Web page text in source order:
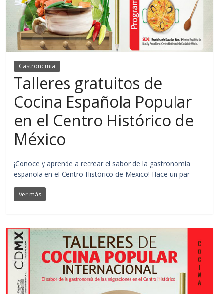
Gastronomia
Talleres gratuitos de
Cocina Española Popular
en el Centro Histórico de
México
¡Conoce y aprende a recrear el sabor de la gastronomía
española en el Centro Histórico de México! Hace un par
Ver más